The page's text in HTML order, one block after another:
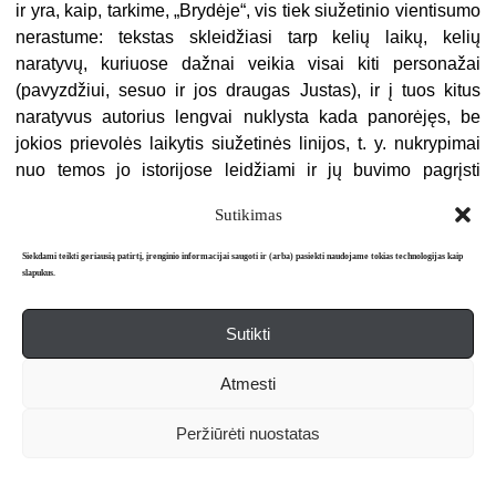
Sutikimas
Siekdami teikti geriausią patirtį, įrenginio informacijai saugoti ir (arba) pasiekti naudojame tokias technologijas kaip
slapukus.
Sutikti
Atmesti
Peržiūrėti nuostatas
ir yra, kaip, tarkime, „Brydėje“, vis tiek siužetinio vientisumo
nerastume: tekstas skleidžiasi tarp kelių laikų, kelių
naratyvų, kuriuose dažnai veikia visai kiti personažai
(pavyzdžiui, sesuo ir jos draugas Justas), ir į tuos kitus
naratyvus autorius lengvai nuklysta kada panorėjęs, be
jokios prievolės laikytis siužetinės linijos, t. y. nukrypimai
nuo temos jo istorijose leidžiami ir jų buvimo pagrįsti
nukrypsta į tai, kas atrodytų kaip tikroviškos pastabos ar
neleidžia naratoriaus tapatinti su autoriumi, nors kartais
kritikui ir labai maga juos suplakti. Paskutiniuoju metu
pavyzdžiui, esė ir memuarai, kelioninis esė ir romanas,